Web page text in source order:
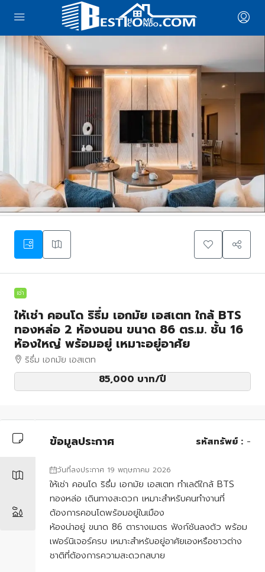
เช่า
ให้เช่า คอนโด ริธึ่ม เอกมัย เอสเตท ใกล้ BTS
ทองหล่อ 2 ห้องนอน ขนาด 86 ตร.ม. ชั้น 16
ห้องใหญ่ พร้อมอยู่ เหมาะอยู่อาศัย
ริธึ่ม เอกมัย เอสเตท
85,000 บาท/ปี
ข้อมูลประกาศ รหัสทรัพย์ : -
วันที่ลงประกาศ 19 พฤษภาคม 2026
ให้เช่า คอนโด ริธึ่ม เอกมัย เอสเตท ทำเลดีใกล้ BTS
ทองหล่อ เดินทางสะดวก เหมาะสำหรับคนทำงานที่
ต้องการคอนโดพร้อมอยู่ในเมือง
ห้องน่าอยู่ ขนาด 86 ตารางเมตร ฟังก์ชันลงตัว พร้อม
เฟอร์นิเจอร์ครบ เหมาะสำหรับอยู่อาศัยเองหรือชาวต่าง
ชาติที่ต้องการความสะดวกสบาย